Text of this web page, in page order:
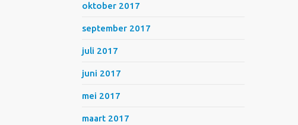
oktober 2017
september 2017
juli 2017
juni 2017
mei 2017
maart 2017